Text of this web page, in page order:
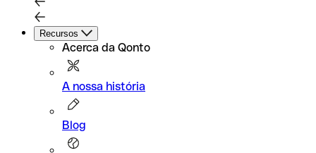
Recursos
Acerca da Qonto
A nossa história
Blog